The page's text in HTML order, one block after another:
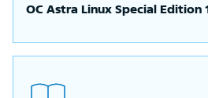
ОС Astra Linux Special Edition